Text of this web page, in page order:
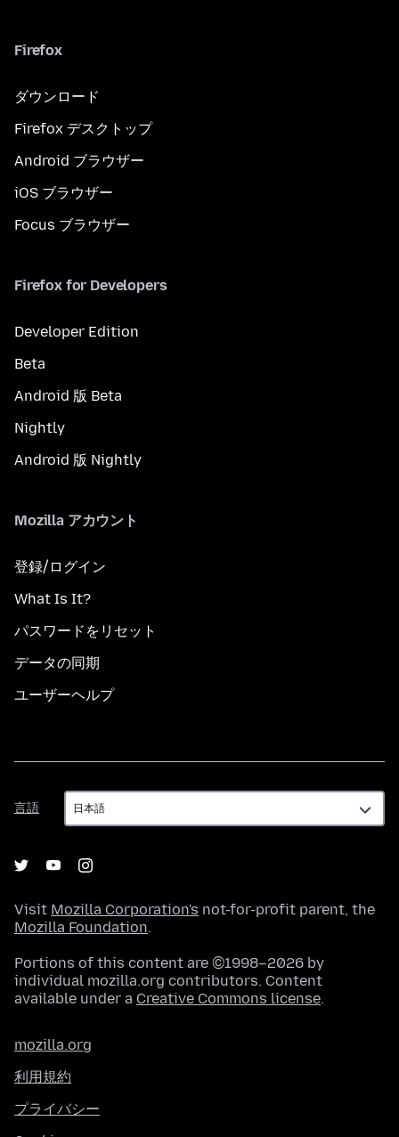
Firefox
ダウンロード
Firefox デスクトップ
Android ブラウザー
iOS ブラウザー
Focus ブラウザー
Firefox for Developers
Developer Edition
Beta
Android 版 Beta
Nightly
Android 版 Nightly
Mozilla アカウント
登録/ログイン
What Is It?
パスワードをリセット
データの同期
ユーザーヘルプ
言語
言
語
Visit Mozilla Corporation's not-for-profit parent, the
Mozilla Foundation.
Portions of this content are ©1998–2026 by
individual mozilla.org contributors. Content
available under a Creative Commons license.
mozilla.org
利用規約
プライバシー